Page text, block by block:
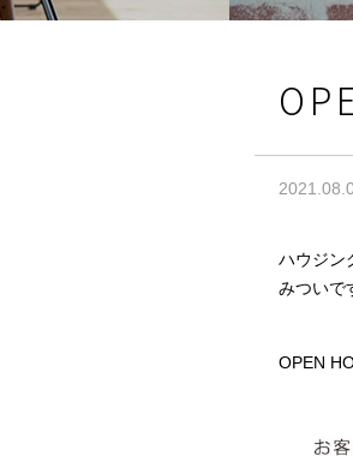
ハウジン
みついで
OPEN